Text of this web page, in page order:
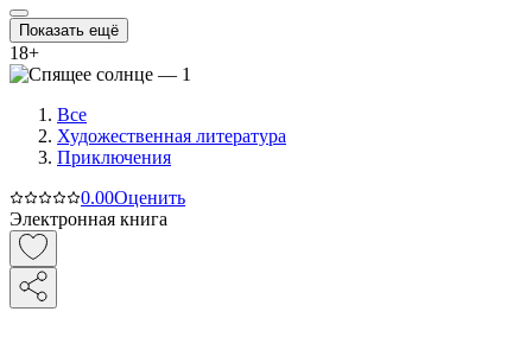
Показать ещё
18+
Все
Художественная литература
Приключения
0.00Оценить
Электронная книга